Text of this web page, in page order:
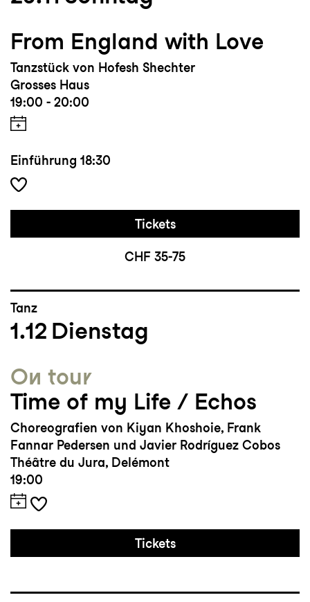
From England with Love
Tanzstück von Hofesh Shechter
Grosses Haus
19:00 - 20:00
Einführung 18:30
Tickets
CHF 35-75
Tanz
1.12 Dienstag
On tour
Time of my Life / Echos
Choreografien von Kiyan Khoshoie, Frank
Fannar Pedersen und Javier Rodríguez Cobos
Théâtre du Jura, Delémont
19:00
Tickets